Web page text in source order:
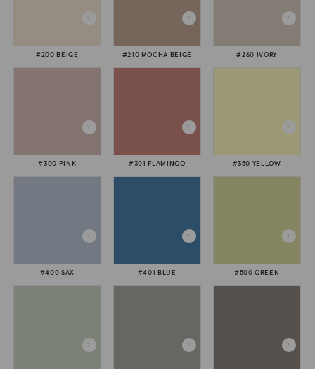
#200 BEIGE #210 MOCHA BEIGE #260 IVORY
#300 PINK #301 FLAMINGO #350 YELLOW
#400 SAX #401 BLUE #500 GREEN